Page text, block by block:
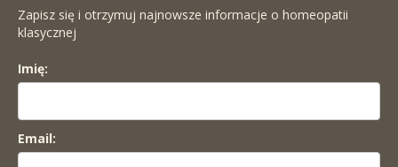
Zapisz się i otrzymuj najnowsze informacje o homeopatii
klasycznej
Imię:
Email: